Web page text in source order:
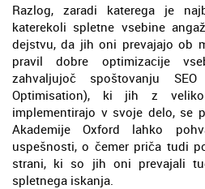
Razlog, zaradi katerega je
katerekoli spletne vsebine
dejstvu, da jih oni prevajajo ob
pravil dobre optimizacije
zahvaljujoč spoštovanju
Optimisation), ki jih z
implementirajo v svoje delo, se
Akademije Oxford lahko
uspešnosti, o čemer priča tudi
strani, ki so jih oni prevajali
spletnega iskanja.